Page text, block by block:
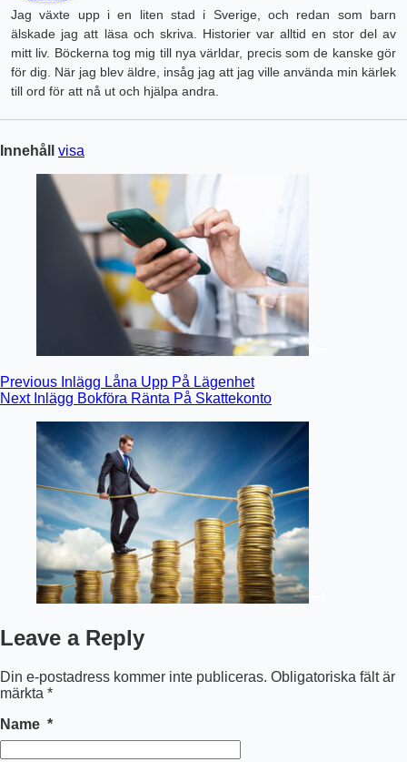
Jag växte upp i en liten stad i Sverige, och redan som barn
älskade jag att läsa och skriva. Historier var alltid en stor del av
mitt liv. Böckerna tog mig till nya världar, precis som de kanske gör
för dig. När jag blev äldre, insåg jag att jag ville använda min kärlek
till ord för att nå ut och hjälpa andra.
Innehåll visa
Previous Inlägg Låna Upp På Lägenhet
Next Inlägg Bokföra Ränta På Skattekonto
Leave a Reply
Din e-postadress kommer inte publiceras. Obligatoriska fält är
märkta *
Name *